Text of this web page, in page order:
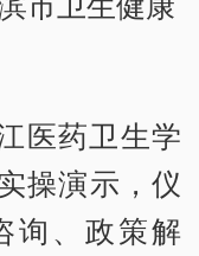
市卫生健康
医药卫生学
操演示，仪
询、政策解